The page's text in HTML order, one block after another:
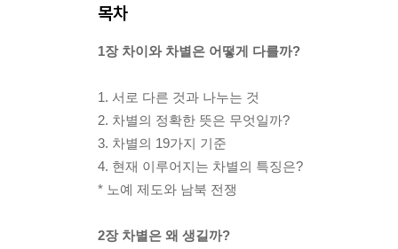
목차
1장 차이와 차별은 어떻게 다를까?
1. 서로 다른 것과 나누는 것
2. 차별의 정확한 뜻은 무엇일까?
3. 차별의 19가지 기준
4. 현재 이루어지는 차별의 특징은?
* 노예 제도와 남북 전쟁
2장 차별은 왜 생길까?